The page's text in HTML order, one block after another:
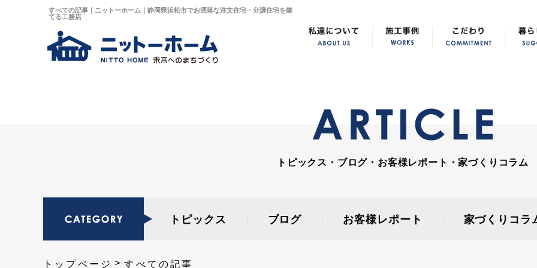
すべての記事｜ニットーホーム｜静岡県浜松市でお洒落な注文住宅・分譲住宅を建
てる工務店
トピックス・ブログ・お客様レポート・家づくりコラム
トピックス ブログ お客様レポート 家づくりコラ
トップページ すべての記事